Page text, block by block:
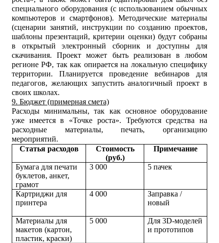
специального оборудования (с использованием обычных
компьютеров и смартфонов). Методические материалы
(сценарии занятий, инструкции по созданию проектов,
шаблоны презентаций, критерии оценки) будут собраны
в открытый электронный сборник и доступны для
скачивания. Проект может быть реализован в любом
регионе РФ, так как опирается на локальную специфику
территории. Планируется проведение вебинаров для
педагогов, желающих запустить аналогичный проект в
своих школах.
9. Бюджет (примерная смета)
Расходы минимальны, так как основное оборудование
уже имеется в «Точке роста». Требуются средства на
расходные материалы, печать, организацию
мероприятий.
Статья расходов
Стоимость
(руб.)
Примечание
Бумага для печати
буклетов, анкет,
грамот
3 000 5 пачек
Картриджи для
принтера
4 000
Заправка /
новый
Материалы для
макетов (картон,
пластик, краски)
5 000
Для 3D-моделей
и прототипов